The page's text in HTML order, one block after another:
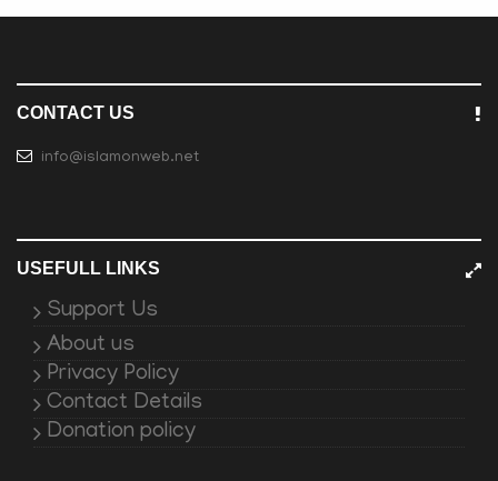
CONTACT US
info@islamonweb.net
USEFULL LINKS
Support Us
About us
Privacy Policy
Contact Details
Donation policy